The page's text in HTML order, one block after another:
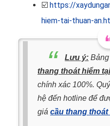
☑️ https://
hiem-tai-thuan-
Lưu ý:
thang thoát hiểm
chính xác 100%.
hệ đến hotline để
giá cầu thang thoát